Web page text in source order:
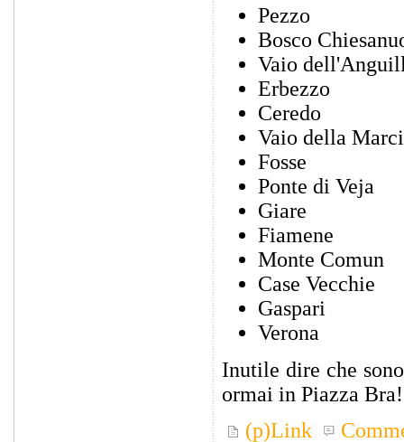
Pezzo
Bosco
Vaio
Erbezzo
Ceredo
Vaio della
Fosse
Ponte di Veja
Giare
Fiamene
Monte Comun
Case Vecchie
Gaspari
Verona
Inutile dire che
ormai in Piazza Bra!
(p)Link